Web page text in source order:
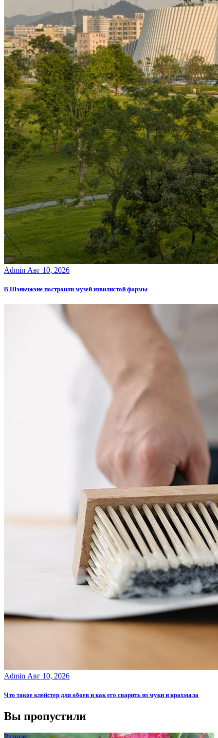
Admin Авг 10, 2026
В Шэньчжэне построили музей извилистой формы
Admin Авг 10, 2026
Что такое клейстер для обоев и как его сварить из муки и крахмала
Вы пропустили